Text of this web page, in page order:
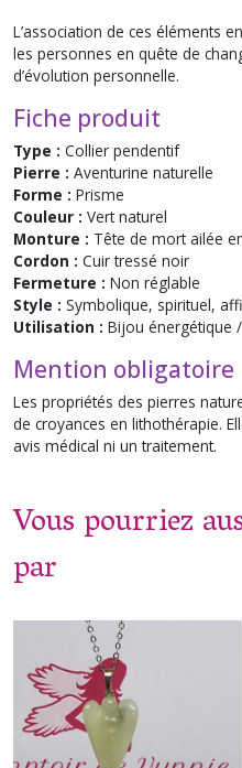
L’association de ces éléments
les personnes en quête de
d’évolution personnelle.
Fiche produit
Type : Collier pendentif
Pierre : Aventurine naturelle
Forme : Prisme
Couleur : Vert naturel
Monture : Tête de mort ailée
Cordon : Cuir tressé noir
Fermeture : Non réglable
Style : Symbolique, spirituel,
Utilisation : Bijou énergétique
Mention obligatoire
Les propriétés des pierres
de croyances en lithothérapie.
avis médical ni un traitement.
Vous pourriez
par